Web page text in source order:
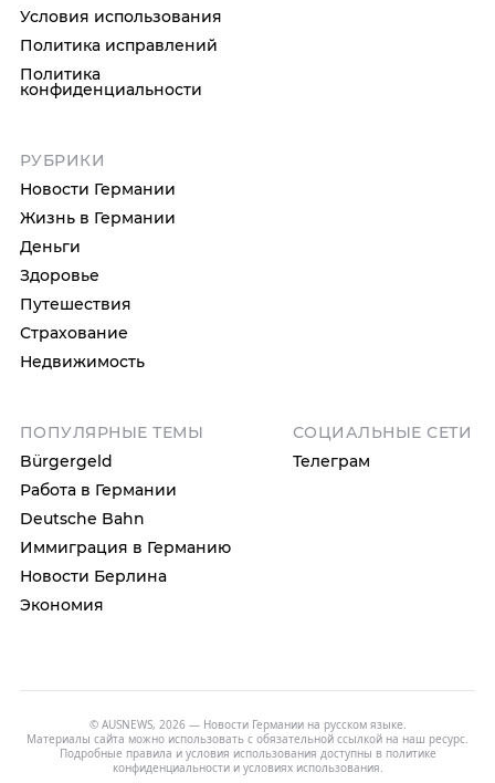
Условия использования
Политика исправлений
Политика
конфиденциальности
РУБРИКИ
Новости Германии
Жизнь в Германии
Деньги
Здоровье
Путешествия
Страхование
Недвижимость
ПОПУЛЯРНЫЕ ТЕМЫ
Bürgergeld
Работа в Германии
Deutsche Bahn
Иммиграция в Германию
Новости Берлина
Экономия
СОЦИАЛЬНЫЕ СЕТИ
Телеграм
© AUSNEWS, 2026 — Новости Германии на русском языке.
Материалы сайта можно использовать с обязательной ссылкой на наш ресурс.
Подробные правила и условия использования доступны в политике
конфиденциальностии условиях использования.